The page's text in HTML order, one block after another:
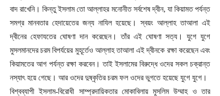
বাদ রাখেনি। কিন্তু ইসলাম তো আল্লাহর মনোনীত সর্বশেষ দ্বীন, যা কিয়ামত পর্যন্ত
সমগ্র মানবতার হেদায়েতের জন্য নাযিল হয়েছে। স্বয়ং আল্লাহ তাআলা এই
দ্বীনের হেফাযতের ঘোষণা দান করেছেন। তাঁর এই ঘোষণা সত্য। যুগে যুগে
মুসলমানদের চরম বিপর্যয়ের মুহূর্তেও আল্লাহ তাআলা এই দ্বীনকে রক্ষা করেছেন এবং
কিয়ামতের আগ পর্যন্ত রক্ষা করবেন। তাই ইসলামের বিরুদ্ধে ওদের সকল চক্রান্ত
নস্যাৎ হয়ে গেছে। আর ওদের দুষ্কৃতির চরম ফল ওদের ভুগতে হয়েছে যুগে যুগে।
বিশ্বব্যাপী ইসলাম-বিরোধী সাম্প্রদায়িকতার মোকাবিলায় মুসলিম উম্মাহ ও তার